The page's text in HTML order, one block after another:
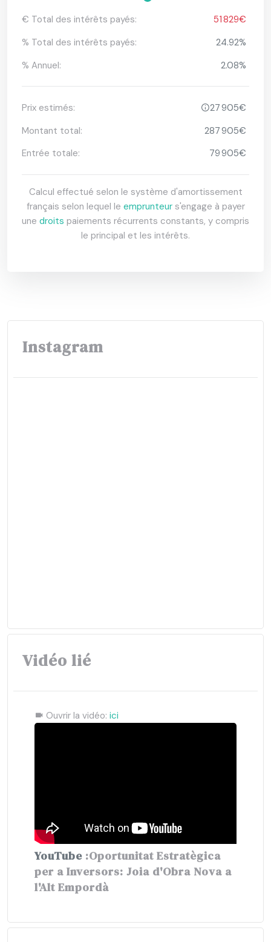
€ Total des intérêts payés:
51 829€
% Total des intérêts payés:
24.92%
% Annuel:
2.08%
Prix ​​estimés:
27 905€
Montant total:
287 905€
Entrée totale:
79 905€
Calcul effectué selon le système d'amortissement
français selon lequel le emprunteurs'engage à payer
une droits paiements récurrents constants, y compris
le principal et les intérêts.
Instagram
Vidéo lié
Ouvrir la vidéo: ici
YouTube :Oportunitat Estratègica
per a Inversors: Joia d'Obra Nova a
l'Alt Empordà